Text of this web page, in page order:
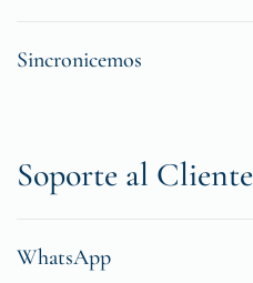
Sincronicemos
Soporte al Cliente
WhatsApp